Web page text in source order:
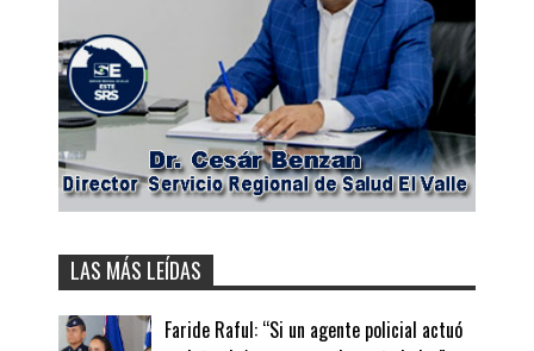
LAS MÁS LEÍDAS
Faride Raful: “Si un agente policial actuó